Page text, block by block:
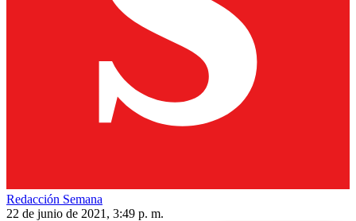
Redacción Semana
22 de junio de 2021, 3:49 p. m.